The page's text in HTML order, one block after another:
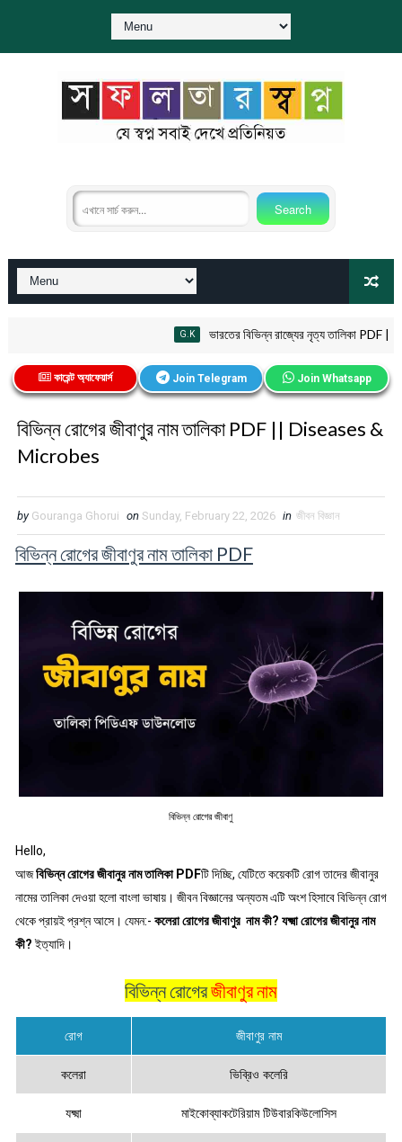
ভারতের বিভিন্ন রাজ্যের নৃত্য তালিকা PDF |
কারেন্ট অ্যাফেয়ার্স Join Telegram Join Whatsapp
বিভিন্ন রোগের জীবাণুর নাম তালিকা PDF || Diseases &
Microbes
by Gouranga Ghorui on Sunday, February 22, 2026 in জীবন বিজ্ঞান
বিভিন্ন রোগের জীবাণুর নাম তালিকা PDF
বিভিন্ন রোগের জীবাণু
Hello,
আজবিভিন্ন রোগের জীবানুর নাম তালিকা PDFটি দিচ্ছি, যেটিতে কয়েকটি রোগ তাদের জীবানুর
নামের তালিকা দেওয়া হলো বাংলা ভাষায়। জীবন বিজ্ঞানের অন্যতম এটি অংশ হিসাবে বিভিন্ন রোগ
থেকে প্রায়ই প্রশ্ন আসে। যেমন:- কলেরা রোগের জীবাণুর নাম কী? যক্ষ্মা রোগের জীবানুর নাম
কী?ইত্যাদি।
বিভিন্ন রোগেরজীবাণুর নাম
রোগ জীবাণুর নাম
কলেরা ভিব্রিও কলেরি
যক্ষ্মা মাইকোব্যাকটেরিয়াম টিউবারকিউলোসিস